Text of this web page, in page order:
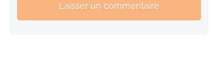
Laisser un commentaire